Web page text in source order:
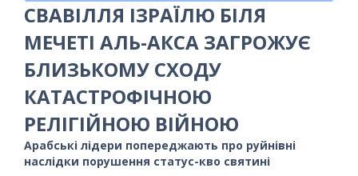
СВАВІЛЛЯ ІЗРАЇЛЮ БІЛЯ
МЕЧЕТІ АЛЬ-АКСА ЗАГРОЖУЄ
БЛИЗЬКОМУ СХОДУ
КАТАСТРОФІЧНОЮ
РЕЛІГІЙНОЮ ВІЙНОЮ
Арабські лідери попереджають про руйнівні
наслідки порушення статус-кво святині